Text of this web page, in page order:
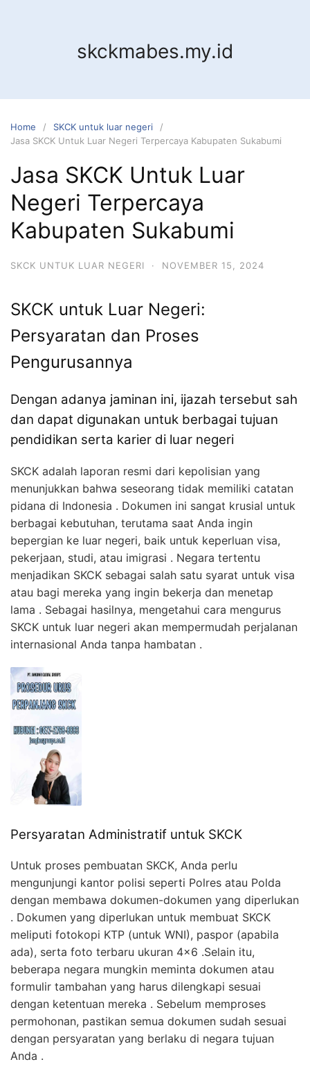
skckmabes.my.id
Home
SKCK untuk luar negeri
Jasa SKCK Untuk Luar Negeri Terpercaya Kabupaten Sukabumi
Jasa SKCK Untuk Luar
Negeri Terpercaya
Kabupaten Sukabumi
SKCK UNTUK LUAR NEGERI · NOVEMBER 15, 2024
SKCK untuk Luar Negeri:
Persyaratan dan Proses
Pengurusannya
Dengan adanya jaminan ini, ijazah tersebut sah
dan dapat digunakan untuk berbagai tujuan
pendidikan serta karier di luar negeri
SKCK adalah laporan resmi dari kepolisian yang
menunjukkan bahwa seseorang tidak memiliki catatan
pidana di Indonesia . Dokumen ini sangat krusial untuk
berbagai kebutuhan, terutama saat Anda ingin
bepergian ke luar negeri, baik untuk keperluan visa,
pekerjaan, studi, atau imigrasi . Negara tertentu
menjadikan SKCK sebagai salah satu syarat untuk visa
atau bagi mereka yang ingin bekerja dan menetap
lama . Sebagai hasilnya, mengetahui cara mengurus
SKCK untuk luar negeri akan mempermudah perjalanan
internasional Anda tanpa hambatan .
Persyaratan Administratif untuk SKCK
Untuk proses pembuatan SKCK, Anda perlu
mengunjungi kantor polisi seperti Polres atau Polda
dengan membawa dokumen-dokumen yang diperlukan
. Dokumen yang diperlukan untuk membuat SKCK
meliputi fotokopi KTP (untuk WNI), paspor (apabila
ada), serta foto terbaru ukuran 4×6 .Selain itu,
beberapa negara mungkin meminta dokumen atau
formulir tambahan yang harus dilengkapi sesuai
dengan ketentuan mereka . Sebelum memproses
permohonan, pastikan semua dokumen sudah sesuai
dengan persyaratan yang berlaku di negara tujuan
Anda .